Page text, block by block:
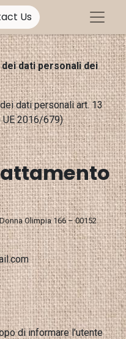
Us
dati personali dei
dati personali art. 13
UE 2016/679)
Olimpia 166 – 00152
di informare l’utente